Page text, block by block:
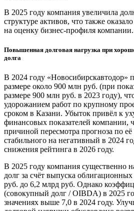
В 2025 году компания увеличила
структуре активов, что также
на оценку бизнес-профиля компании.
Повышенная долговая нагрузка при
долга
В 2024 году «Новосибирскавтодор»
размере около 900 млн руб. (при
размере 900 млн руб. в 2023 году),
удорожанием работ по крупному
сроком в Казани. Убыток привёл к
финансовых показателей компании,
причиной пересмотра прогноза по
стабильного на негативный в 2024
снижения рейтинга в 2026 году.
В 2025 году компания существенно
долг за счёт выпуска
руб. до 6,2 млрд руб. Однако
(совокупный долг / OIBDA) в 2025
значениях выше 7,0 в 2024 году.